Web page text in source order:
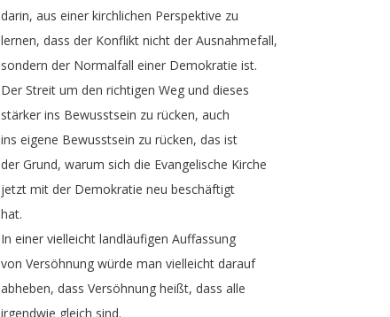
darin, aus einer kirchlichen Perspektive zu
lernen, dass der Konflikt nicht der Ausnahmefall,
sondern der Normalfall einer Demokratie ist.
Der Streit um den richtigen Weg und dieses
stärker ins Bewusstsein zu rücken, auch
ins eigene Bewusstsein zu rücken, das ist
der Grund, warum sich die Evangelische Kirche
jetzt mit der Demokratie neu beschäftigt
hat.
In einer vielleicht landläufigen Auffassung
von Versöhnung würde man vielleicht darauf
abheben, dass Versöhnung heißt, dass alle
irgendwie gleich sind.